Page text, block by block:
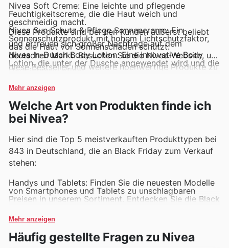
Nivea Soft Creme: Eine leichte und pflegende
Feuchtigkeitscreme, die die Haut weich und
geschmeidig macht.
Nivea Sun Schutz & Pflege Sonnencreme: Ein
Sonnenschutzprodukt mit hohem Lichtschutzfaktor,
das die Haut vor Sonnenschäden schützt.
Nivea In-Dusch Body Lotion: Eine innovative Body
Lotion, die unter der Dusche angewendet wird und die
Haut intensiv pflegt.
Eine Anti-Aging-Gesichtscreme, die die Haut strafft
Nivea Deo Roll-On: Ein effektives Deodorant, das
langanhaltenden Schutz vor unangenehmem
Körpergeruch bietet.
Diese Produkte sind bei den Kunden äußerst beliebt
und erfreuen sich großer Nachfrage auf dem
deutschen Markt. Besuchen Sie die Nivea-Website, um
diese Bestseller und weitere hochwertige Produkte zu
Mehr anzeigen
Welche Art von Produkten finde ich
bei Nivea?
Hier sind die Top 5 meistverkauften Produkttypen bei
843 in Deutschland, die an Black Friday zum Verkauf
stehen:
Handys und Tablets: Finden Sie die neuesten Modelle
von Smartphones und Tablets zu unschlagbaren
Preisen in unserem Sortiment. Entdecken Sie die Black
Wochenprospekt.
Mode und Accessoires: Stöbern Sie durch unsere
große Auswahl an modischer Kleidung und trendy
Accessoires für Damen, Herren und Kinder. Nutzen Sie
Mehr anzeigen
Häufig gestellte Fragen zu Nivea